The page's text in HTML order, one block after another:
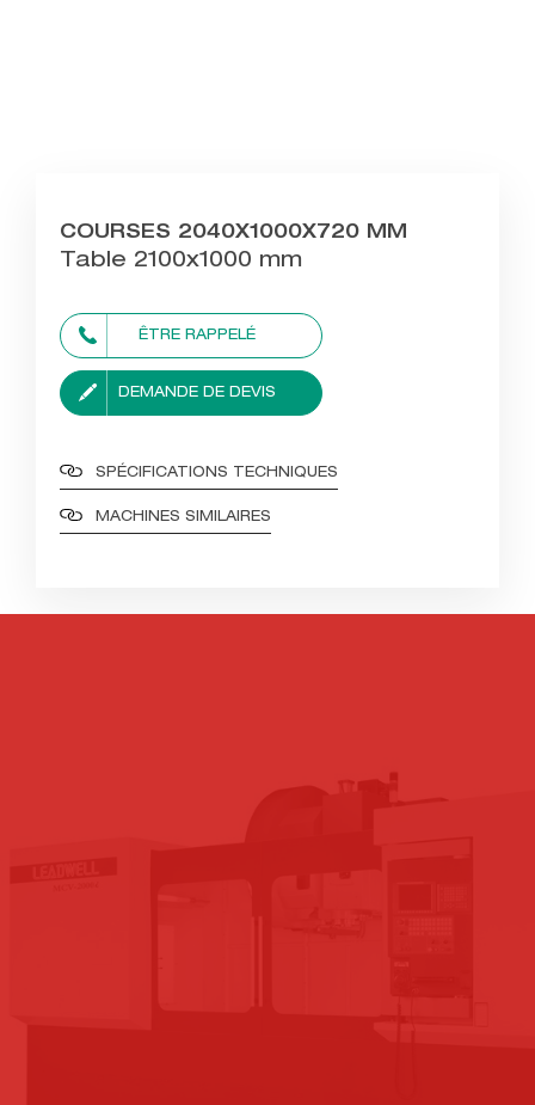
COURSES 2040X1000X720 MM
Table 2100x1000 mm
ÊTRE RAPPELÉ
DEMANDE DE DEVIS
SPÉCIFICATIONS TECHNIQUES
MACHINES SIMILAIRES